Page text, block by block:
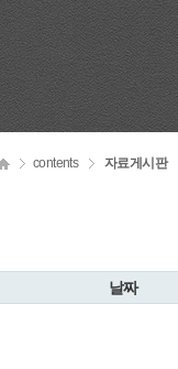
contents 자료게시판
날짜